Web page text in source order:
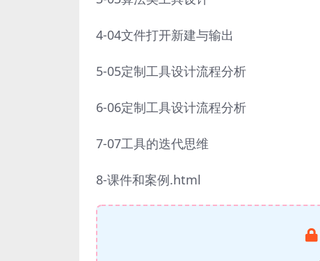
4-04文件打开新建与输出
5-05定制工具设计流程分析
6-06定制工具设计流程分析
7-07工具的迭代思维
8-课件和案例.html